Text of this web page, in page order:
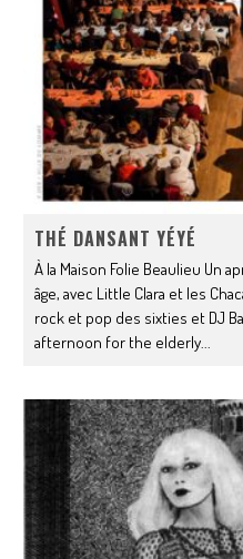
THÉ DANSANT YÉYÉ
À la Maison Folie Beaulieu Un
âge, avec Little Clara et les
rock et pop des sixties et DJ
afternoon for the elderly